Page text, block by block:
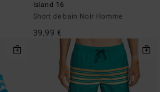
Island 16
Short de bain Noir Homme
39,99 €